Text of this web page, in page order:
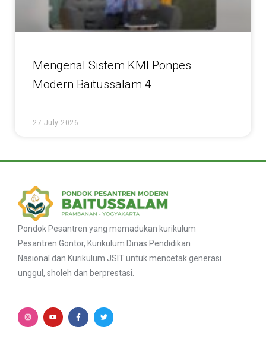
Mengenal Sistem KMI Ponpes
Modern Baitussalam 4
27 July 2026
Pondok Pesantren yang memadukan kurikulum
Pesantren Gontor, Kurikulum Dinas Pendidikan
Nasional dan Kurikulum JSIT untuk mencetak generasi
unggul, sholeh dan berprestasi.